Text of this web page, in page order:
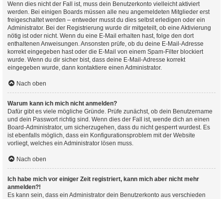
Wenn dies nicht der Fall ist, muss dein Benutzerkonto vielleicht aktiviert
werden. Bei einigen Boards müssen alle neu angemeldeten Mitglieder erst
freigeschaltet werden – entweder musst du dies selbst erledigen oder ein
Administrator. Bei der Registrierung wurde dir mitgeteilt, ob eine Aktivierung
nötig ist oder nicht. Wenn du eine E-Mail erhalten hast, folge den dort
enthaltenen Anweisungen. Ansonsten prüfe, ob du deine E-Mail-Adresse
korrekt eingegeben hast oder die E-Mail von einem Spam-Filter blockiert
wurde. Wenn du dir sicher bist, dass deine E-Mail-Adresse korrekt
eingegeben wurde, dann kontaktiere einen Administrator.
Nach oben
Warum kann ich mich nicht anmelden?
Dafür gibt es viele mögliche Gründe. Prüfe zunächst, ob dein Benutzername
und dein Passwort richtig sind. Wenn dies der Fall ist, wende dich an einen
Board-Administrator, um sicherzugehen, dass du nicht gesperrt wurdest. Es
ist ebenfalls möglich, dass ein Konfigurationsproblem mit der Website
vorliegt, welches ein Administrator lösen muss.
Nach oben
Ich habe mich vor einiger Zeit registriert, kann mich aber nicht mehr
anmelden?!
Es kann sein, dass ein Administrator dein Benutzerkonto aus verschieden